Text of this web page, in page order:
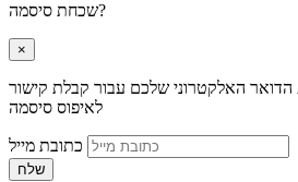
שכחת סיסמה?
×
הדואר האלקטרוני שלכם עבור קבלת קישור
לאיפוס סיסמה
שלח